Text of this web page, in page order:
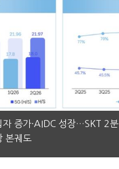
자 증가·AIDC 성장…SKT 2
본궤도